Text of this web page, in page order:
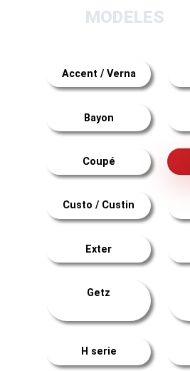
MODELES
Accent / Verna
Bayon
Coupé
Custo / Custin
Exter
Getz
H serie